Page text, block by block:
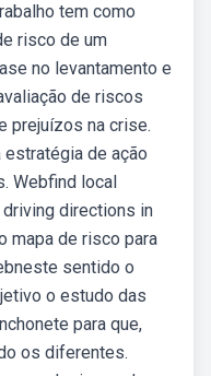
tem como
risco de um
no levantamento e
de riscos
prejuízos na crise.
estratégia de ação
Webfind local
directions in
mapa de risco para
sentido o
o estudo das
para que,
os diferentes.